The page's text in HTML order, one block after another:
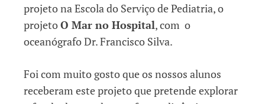
projeto na Escola do Serviço de Pediatria, o
projetoO Mar no Hospital, com o
oceanógrafo Dr. Francisco Silva.
Foi com muito gosto que os nossos alunos
receberam este projeto que pretende explorar